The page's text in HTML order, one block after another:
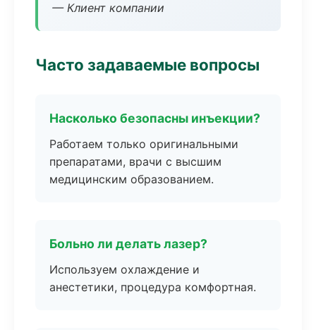
— Клиент компании
Часто задаваемые вопросы
Насколько безопасны инъекции?
Работаем только оригинальными
препаратами, врачи с высшим
медицинским образованием.
Больно ли делать лазер?
Используем охлаждение и
анестетики, процедура комфортная.